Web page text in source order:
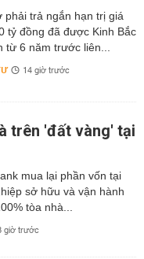
tỷ đồng đã được Kinh Bắc
từ 6 năm trước liên...
14 giờ trước
trên 'đất vàng' tại
mua lại phần vốn tại
sở hữu và vận hành
tòa nhà...
giờ trước